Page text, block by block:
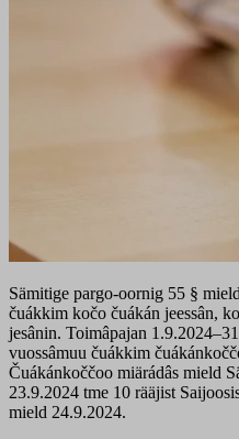
Sämitige pargo-oornig 55 §
čuákkim kočo čuákán jeessân,
jesânin. Toimâpajan
vuossâmuu čuákkim
Čuákánkoččoo miärádâs mield
23.9.2024 tme 10 rääjist
mield 24.9.2024.